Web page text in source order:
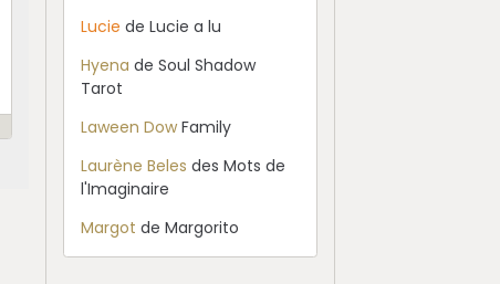
Luciede Lucie a lu
Hyena de Soul Shadow
Tarot
Laween DowFamily
Laurène Beles des Mots de
l'Imaginaire
Margot de Margorito